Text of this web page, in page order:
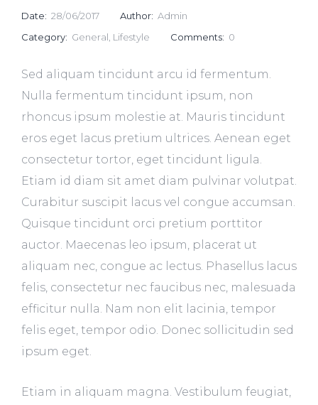
Date: 28/06/2017 Author: Admin
Category: General Lifestyle Comments: 0
Sed aliquam tincidunt arcu id fermentum.
Nulla fermentum tincidunt ipsum, non
rhoncus ipsum molestie at. Mauris tincidunt
eros eget lacus pretium ultrices. Aenean eget
consectetur tortor, eget tincidunt ligula.
Etiam id diam sit amet diam pulvinar volutpat.
Curabitur suscipit lacus vel congue accumsan.
Quisque tincidunt orci pretium porttitor
auctor. Maecenas leo ipsum, placerat ut
aliquam nec, congue ac lectus. Phasellus lacus
felis, consectetur nec faucibus nec, malesuada
efficitur nulla. Nam non elit lacinia, tempor
felis eget, tempor odio. Donec sollicitudin sed
ipsum eget.
Etiam in aliquam magna. Vestibulum feugiat,